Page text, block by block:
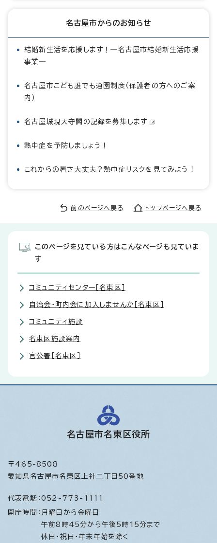
名古屋市からのお知らせ
結婚新生活を応援します！―名古屋市結婚新生活応援
事業―
名古屋市こども誰でも通園制度（保護者の方へのご案
内）
名古屋城現天守閣の記録を募集します
熱中症を予防しましょう！
これからの暑さ大丈夫？熱中症リスクを見てみよう！
前のページへ戻る トップページへ戻る
このページを見ている方はこんなページも見ていま
す
コミュニティセンター［名東区］
自治会・町内会に加入しませんか［名東区］
コミュニティ施設
名東区施設案内
官公署［名東区］
名古屋市名東区役所
〒465-8508
愛知県名古屋市名東区上社二丁目50番地
代表電話： 052-773-1111
開庁時間： 月曜日から金曜日
午前8時45分から午後5時15分まで
休日・祝日・年末年始を除く